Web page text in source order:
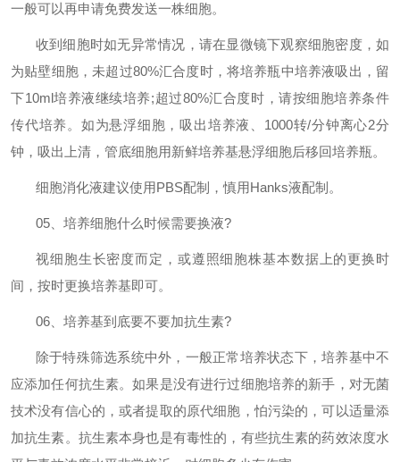
一般可以再申请免费发送一株细胞。
收到细胞时如无异常情况，请在显微镜下观察细胞密度，如
为贴壁细胞，未超过80%汇合度时，将培养瓶中培养液吸出，留
下10ml培养液继续培养;超过80%汇合度时，请按细胞培养条件
传代培养。如为悬浮细胞，吸出培养液、 1000转/分钟离心2分
钟，吸出上清，管底细胞用新鲜培养基悬浮细胞后移回培养瓶。
细胞消化液建议使用PBS配制，慎用Hanks液配制。
05 、培养细胞什么时候需要换液?
视细胞生长密度而定，或遵照细胞株基本数据上的更换时
间，按时更换培养基即可。
06 、培养基到底要不要加抗生素?
除于特殊筛选系统中外，一般正常培养状态下，培养基中不
应添加任何抗生素。如果是没有进行过细胞培养的新手，对无菌
技术没有信心的，或者提取的原代细胞，怕污染的，可以适量添
加抗生素。抗生素本身也是有毒性的，有些抗生素的药效浓度水